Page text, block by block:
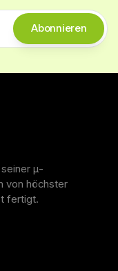
μ-
von höchster
fertigt.